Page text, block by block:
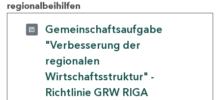
regionalbeihilfen
Gemeinschaftsaufgabe
"Verbesserung der
regionalen
Wirtschaftsstruktur" -
Richtlinie GRW RIGA